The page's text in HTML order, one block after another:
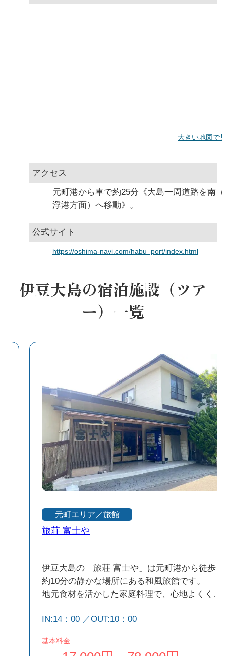
大きい地図で
アクセス
元町港から車で約25分《大島一周道路を南
浮港方面）へ移動》。
公式サイト
https://oshima-navi.com/habu_port/index.html
伊豆大島の宿泊施設（ツア
ー）一覧
元町エリア／旅館
旅荘 富士や
伊豆大島の「旅荘 富士や」は元町港から徒歩
約10分の静かな場所にある和風旅館です。
地元食材を活かした家庭料理で、心地よくくつ
自然に囲まれた落ち着いた環境で、近くには御
です。
IN:14：00 ／OUT:10：00
基本料金